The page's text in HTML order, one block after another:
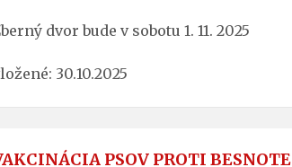
dvor bude v sobotu 1. 11. 2025
30.10.2025
PSOV PROTI BESNOTE